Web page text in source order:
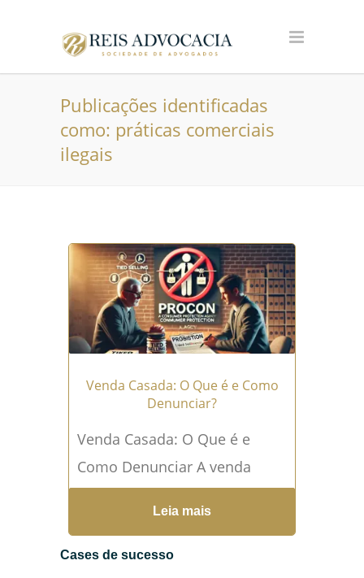
Publicações identificadas
como: práticas comerciais
ilegais
Venda Casada: O Que é e Como
Denunciar?
Venda Casada: O Que é e
Como Denunciar A venda
casada é uma prática
comercial abusiva e ilegal que
ocorre quando um
Leia mais
Cases de sucesso